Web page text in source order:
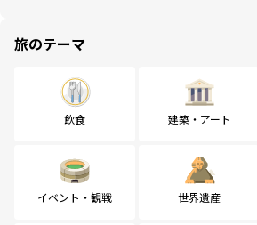
旅のテーマ
飲食 建築・アート
イベント・観戦 世界遺産